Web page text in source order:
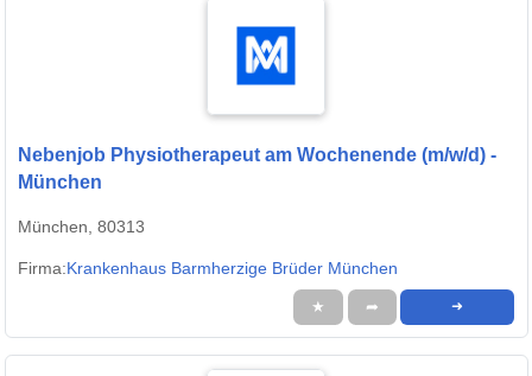
Nebenjob Physiotherapeut am Wochenende (m/w/d) -
München
München, 80313
Firma:Krankenhaus Barmherzige Brüder München
★ ➦ ➜